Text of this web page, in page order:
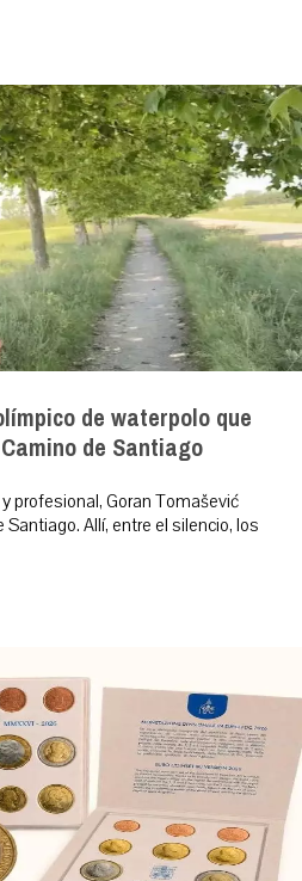
de waterpolo que
de Santiago
profesional, Goran Tomašević
Allí, entre el silencio, los